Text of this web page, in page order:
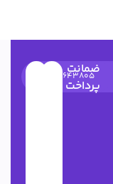
۰۳۱۳۶۶۲۶۰۴۹
۰۲۱۹۱۰۳۵۹۷۴
09900643805
ضمانت
پرداخت